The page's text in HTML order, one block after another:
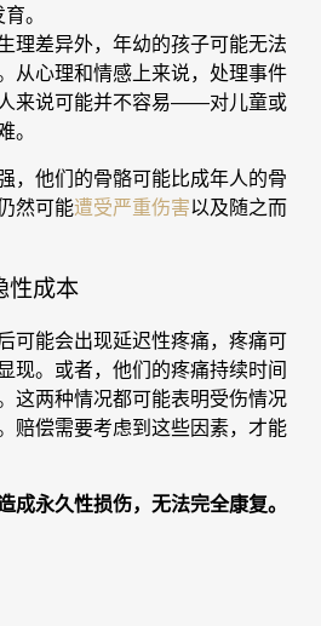
。
理差异外，年幼的孩子可能无法
从心理和情感上来说，处理事件
来说可能并不容易——对儿童或
。
，他们的骨骼可能比成年人的骨
然可能遭受严重伤害以及随之而
性成本
可能会出现延迟性疼痛，疼痛可
现。或者，他们的疼痛持续时间
这两种情况都可能表明受伤情况
赔偿需要考虑到这些因素，才能
成永久性损伤，无法完全康复。